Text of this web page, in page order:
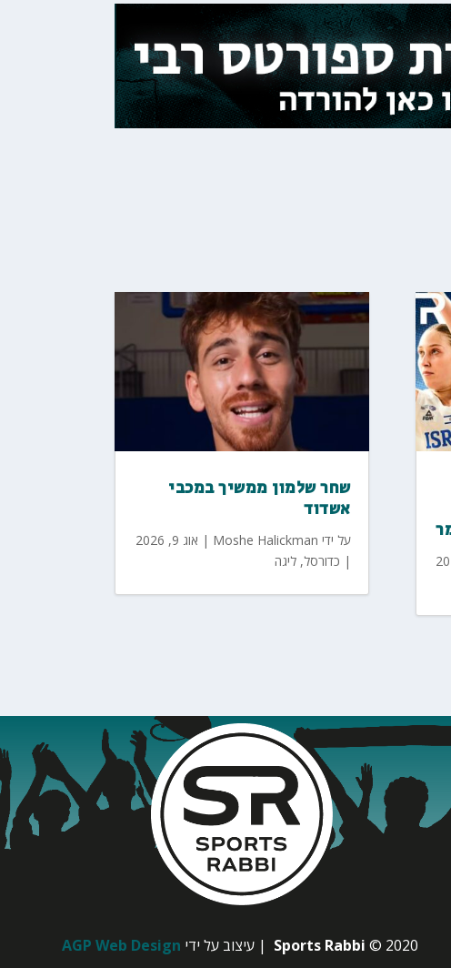
שחר שלמון ממשיך במכבי
אשדוד
על ידי Moshe Halickman
| אוג 9, 2026
| כדורסל,ליגה
Sports Rabbi © 2020 | עיצוב על ידי AGP Web Design